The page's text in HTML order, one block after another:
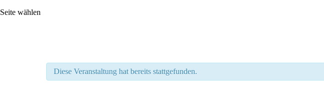
Seite wählen
Diese Veranstaltung hat bereits stattgefunden.